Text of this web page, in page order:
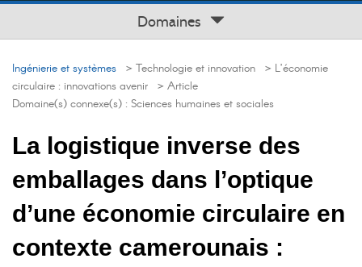
Domaines
Ingénierie et systèmes > Technologie et innovation > L’économie
circulaire : innovations avenir > Article
Domaine(s) connexe(s) : Sciences humaines et sociales
La logistique inverse des
emballages dans l’optique
d’une économie circulaire en
contexte camerounais :